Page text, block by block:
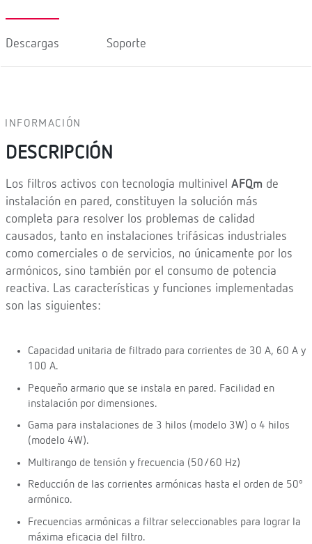
Descargas Soporte
INFORMACIÓN
DESCRIPCIÓN
Los filtros activos con tecnología multinivel AFQm de
instalación en pared, constituyen la solución más
completa para resolver los problemas de calidad
causados, tanto en instalaciones trifásicas industriales
como comerciales o de servicios, no únicamente por los
armónicos, sino también por el consumo de potencia
reactiva. Las características y funciones implementadas
son las siguientes:
Capacidad unitaria de filtrado para corrientes de 30 A, 60 A y
100 A.
Pequeño armario que se instala en pared. Facilidad en
instalación por dimensiones.
Gama para instalaciones de 3 hilos (modelo 3W) o 4 hilos
(modelo 4W).
Multirango de tensión y frecuencia (50/60 Hz)
Reducción de las corrientes armónicas hasta el orden de 50º
armónico.
Frecuencias armónicas a filtrar seleccionables para lograr la
máxima eficacia del filtro.